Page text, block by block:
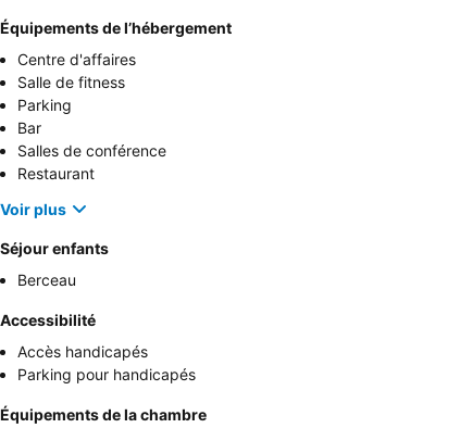
Équipements de l’hébergement
Centre d'affaires
Salle de fitness
Parking
Bar
Salles de conférence
Restaurant
Voir plus
Séjour enfants
Berceau
Accessibilité
Accès handicapés
Parking pour handicapés
Équipements de la chambre